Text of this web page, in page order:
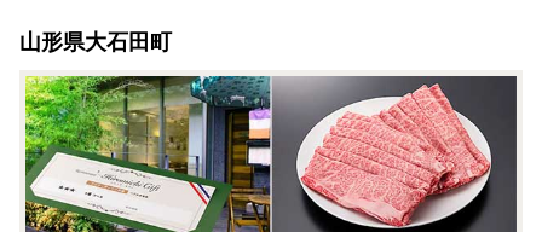
山形県大石田町